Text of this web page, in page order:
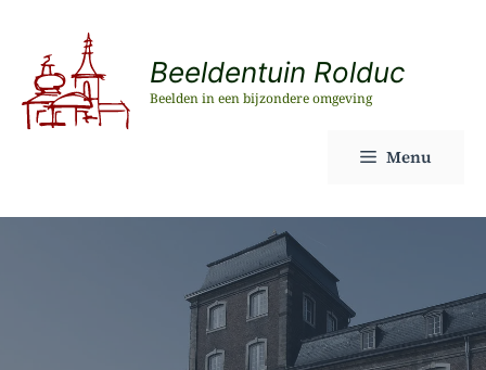
inhoud
Beeldentuin Rolduc
Beelden in een bijzondere omgeving
Menu